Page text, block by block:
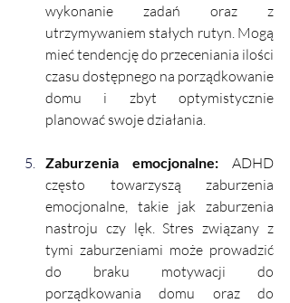
wykonanie zadań oraz z
utrzymywaniem stałych rutyn. Mogą
mieć tendencję do przeceniania ilości
czasu dostępnego na porządkowanie
domu i zbyt optymistycznie
planować swoje działania.
Zaburzenia emocjonalne: ADHD
często towarzyszą zaburzenia
emocjonalne, takie jak zaburzenia
nastroju czy lęk. Stres związany z
tymi zaburzeniami może prowadzić
do braku motywacji do
porządkowania domu oraz do